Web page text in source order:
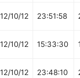
12/10/12 23:51:58
12/10/12 15:33:30
12/10/12 23:48:10